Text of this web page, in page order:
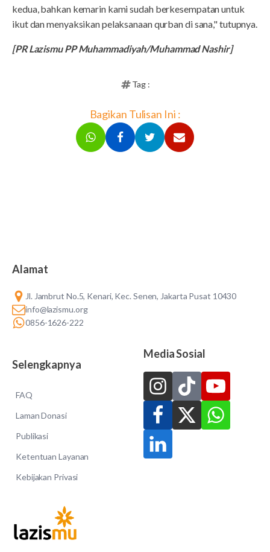
kedua, bahkan kemarin kami sudah berkesempatan untuk
ikut dan menyaksikan pelaksanaan qurban di sana," tutupnya.
[PR Lazismu PP Muhammadiyah/Muhammad Nashir]
Tag :
Bagikan Tulisan Ini :
Alamat
Jl. Jambrut No.5, Kenari, Kec. Senen, Jakarta Pusat 10430
info@lazismu.org
0856-1626-222
Selengkapnya
FAQ
Laman Donasi
Publikasi
Ketentuan Layanan
Kebijakan Privasi
Media Sosial